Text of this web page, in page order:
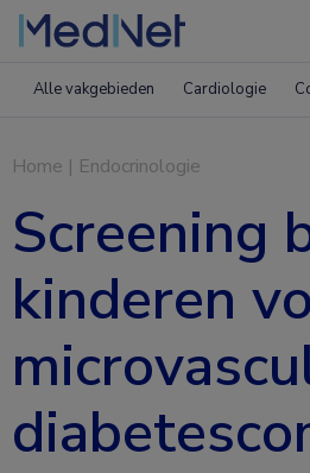
Alle vakgebieden Cardiologie
Home | Endocrinologie
Screening
kinderen